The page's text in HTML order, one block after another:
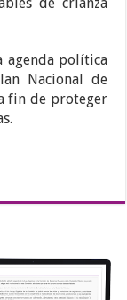
agenda política
Nacional de
fin de proteger